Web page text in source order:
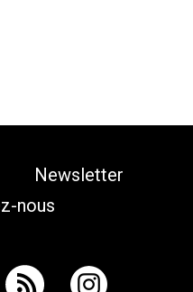
Newsletter
nous